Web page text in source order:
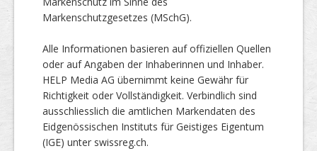
Markenschutzgesetzes (MSchG).
Alle Informationen basieren auf offiziellen Quellen
oder auf Angaben der Inhaberinnen und Inhaber.
HELP Media AG übernimmt keine Gewähr für
Richtigkeit oder Vollständigkeit. Verbindlich sind
ausschliesslich die amtlichen Markendaten des
Eidgenössischen Instituts für Geistiges Eigentum
(IGE) unter swissreg.ch.